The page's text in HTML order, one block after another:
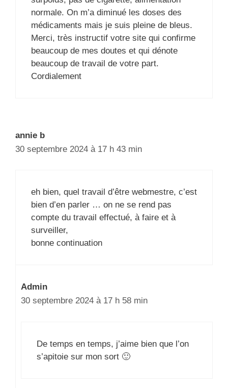
normale. On m’a diminué les doses des
médicaments mais je suis pleine de bleus.
Merci, très instructif votre site qui confirme
beaucoup de mes doutes et qui dénote
beaucoup de travail de votre part.
Cordialement
annie b
30 septembre 2024 à 17 h 43 min
eh bien, quel travail d’être webmestre, c’est
bien d’en parler … on ne se rend pas
compte du travail effectué, à faire et à
surveiller,
bonne continuation
Admin
30 septembre 2024 à 17 h 58 min
De temps en temps, j’aime bien que l’on
s’apitoie sur mon sort 🙂